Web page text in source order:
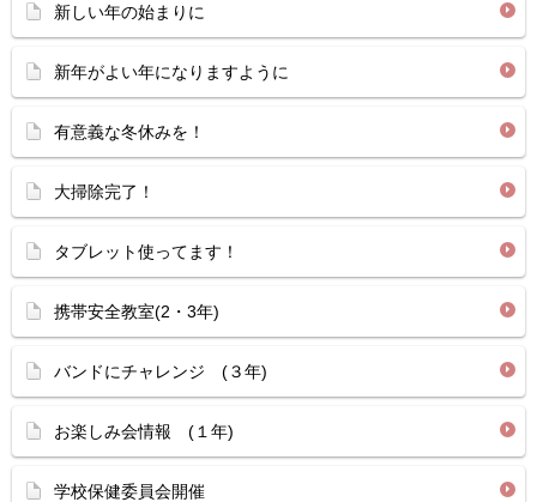
新しい年の始まりに
新年がよい年になりますように
有意義な冬休みを！
大掃除完了！
タブレット使ってます！
携帯安全教室(2・3年)
バンドにチャレンジ (３年)
お楽しみ会情報 (１年)
学校保健委員会開催